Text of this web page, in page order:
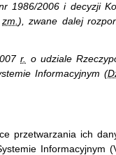
1986/2006 i decyzji
zm. ), zwane dalej
r.
o udziale
Informacyjnym (
przetwarzania ich
Informacyjnym